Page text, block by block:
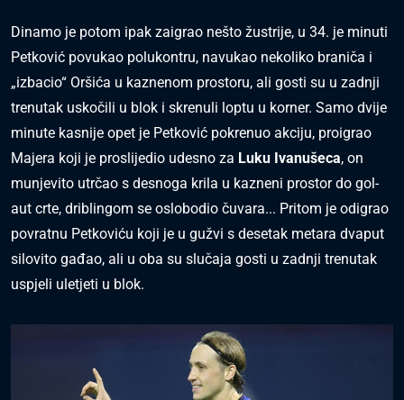
Dinamo je potom ipak zaigrao nešto žustrije, u 34. je minuti
Petković povukao polukontru, navukao nekoliko braniča i
„izbacio“ Oršića u kaznenom prostoru, ali gosti su u zadnji
trenutak uskočili u blok i skrenuli loptu u korner. Samo dvije
minute kasnije opet je Petković pokrenuo akciju, proigrao
Majera koji je proslijedio udesno za Luku Ivanušeca, on
munjevito utrčao s desnoga krila u kazneni prostor do gol-
aut crte, driblingom se oslobodio čuvara... Pritom je odigrao
povratnu Petkoviću koji je u gužvi s desetak metara dvaput
silovito gađao, ali u oba su slučaja gosti u zadnji trenutak
uspjeli uletjeti u blok.